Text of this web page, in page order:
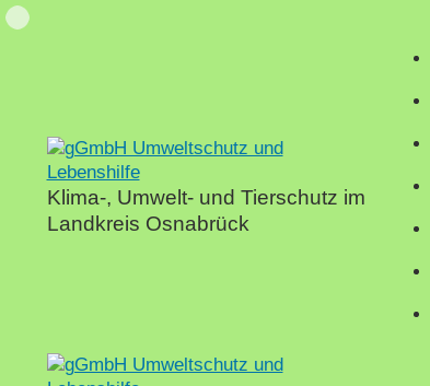
Skip
to
Loading...
Klima-, Umwelt- und Tierschutz im
Landkreis Osnabrück